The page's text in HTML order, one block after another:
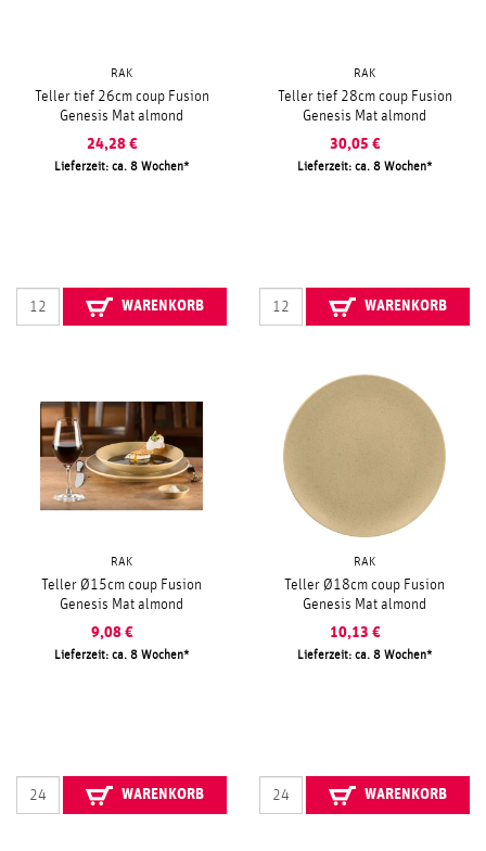
RAK
Teller tief 26cm coup Fusion
Genesis Mat almond
24,28 €
Lieferzeit: ca. 8 Wochen
WARENKORB
RAK
Teller tief 28cm coup Fusion
Genesis Mat almond
30,05 €
Lieferzeit: ca. 8 Wochen
WARENKORB
RAK
Teller Ø15cm coup Fusion
Genesis Mat almond
9,08 €
Lieferzeit: ca. 8 Wochen
WARENKORB
RAK
Teller Ø18cm coup Fusion
Genesis Mat almond
10,13 €
Lieferzeit: ca. 8 Wochen
WARENKORB